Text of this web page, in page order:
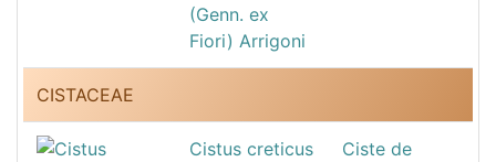
(Genn. ex
Fiori) Arrigoni
CISTACEAE
Cistus creticus
Ciste de